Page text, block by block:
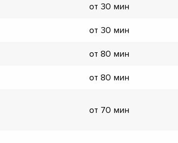
от 30 мин
от 30 мин
от 80 мин
от 80 мин
от 70 мин